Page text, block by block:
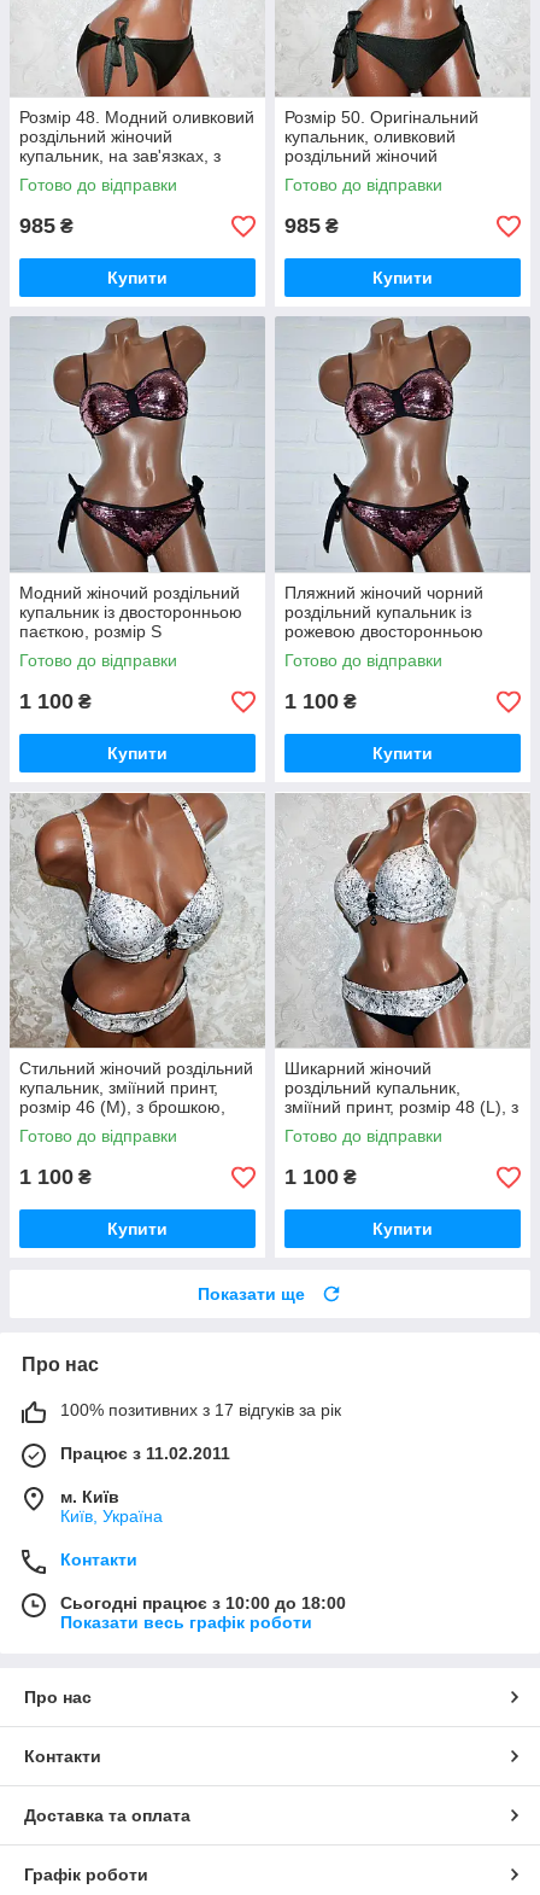
Розмір 48. Модний оливковий
роздільний жіночий
купальник, на зав'язках, з
пуш-ап
Готово до відправки
985 ₴
Купити
Розмір 50. Оригінальний
купальник, оливковий
роздільний жіночий
купальник, на зав'язках, з
пушапом
Готово до відправки
985 ₴
Купити
Модний жіночий роздільний
купальник із двосторонньою
паєткою, розмір S
Готово до відправки
1 100 ₴
Купити
Пляжний жіночий чорний
роздільний купальник із
рожевою двосторонньою
паєткою, розмір M
Готово до відправки
1 100 ₴
Купити
Стильний жіночий роздільний
купальник, зміїний принт,
розмір 46 (M), з брошкою,
пушапом, труси сліпи
Готово до відправки
1 100 ₴
Купити
Шикарний жіночий
роздільний купальник,
зміїний принт, розмір 48 (L), з
брошкою, пушапом, труси-
сліпи
Готово до відправки
1 100 ₴
Купити
Показати ще
Про нас
100% позитивних з 17 відгуків за рік
Працює з 11.02.2011
м. Київ
Київ, Україна
Контакти
Сьогодні працює з 10:00 до 18:00
Показати весь графік роботи
Про нас
Контакти
Доставка та оплата
Графік роботи